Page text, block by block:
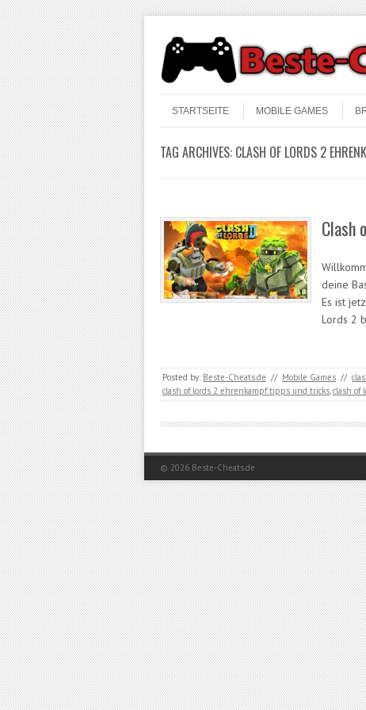
Menu
STARTSEITE
MOBILE GAMES
TAG ARCHIVES: CLASH OF LORDS 2
Clash
deine
Es ist
Lords 2
Posted by: Beste-Cheats.de // Mobile Games //
clash of lords 2 ehrenkampf tipps und tricks clash of
© 2026 Beste-Cheats.de